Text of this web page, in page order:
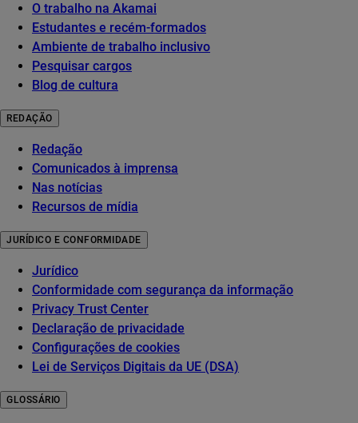
O trabalho na Akamai
Estudantes e recém-formados
Ambiente de trabalho inclusivo
Pesquisar cargos
Blog de cultura
REDAÇÃO
Redação
Comunicados à imprensa
Nas notícias
Recursos de mídia
JURÍDICO E CONFORMIDADE
Jurídico
Conformidade com segurança da informação
Privacy Trust Center
Declaração de privacidade
Configurações de cookies
Lei de Serviços Digitais da UE (DSA)
GLOSSÁRIO